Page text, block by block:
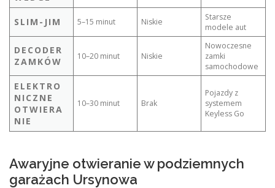
SLIM-JIM 5–15 minut Niskie
Starsze
modele aut
DECODER
ZAMKÓW
10–20 minut Niskie
Nowoczesne
zamki
samochodowe
ELEKTRO
NICZNE
OTWIERA
NIE
10–30 minut Brak
Pojazdy z
systemem
Keyless Go
Awaryjne otwieranie w podziemnych
garażach Ursynowa